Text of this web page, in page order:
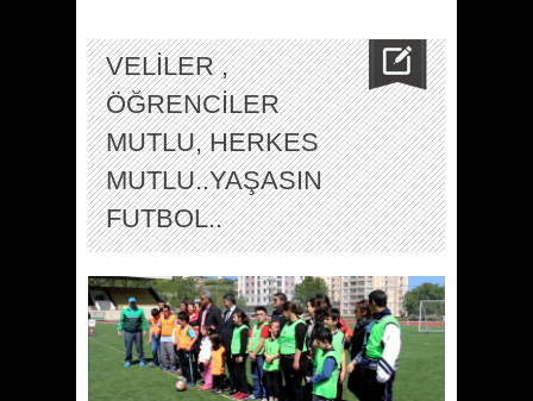
VELİLER ,
ÖĞRENCİLER
MUTLU, HERKES
MUTLU..YAŞASIN
FUTBOL..